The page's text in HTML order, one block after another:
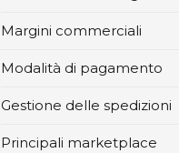
Margini commerciali
Modalità di pagamento
Gestione delle spedizioni
Principali marketplace